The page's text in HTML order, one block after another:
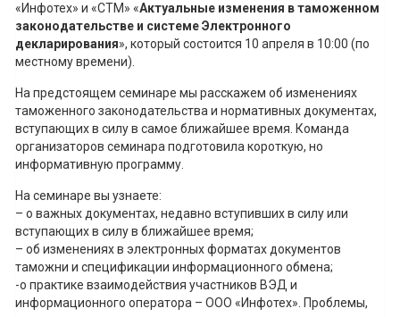
«Инфотех» и «СТМ» «Актуальные изменения в таможенном
законодательстве и системе Электронного
декларирования», который состоится 10 апреля в 10:00 (по
местному времени).
На предстоящем семинаре мы расскажем об изменениях
таможенного законодательства и нормативных документах,
вступающих в силу в самое ближайшее время. Команда
организаторов семинара подготовила короткую, но
информативную программу.
На семинаре вы узнаете:
– о важных документах, недавно вступивших в силу или
вступающих в силу в ближайшее время;
– об изменениях в электронных форматах документов
таможни и спецификации информационного обмена;
-о практике взаимодействия участников ВЭД и
информационного оператора – ООО «Инфотех». Проблемы,